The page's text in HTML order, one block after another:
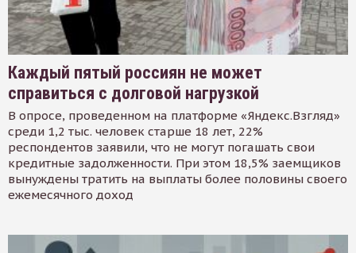
Каждый пятый россиян не может
справиться с долговой нагрузкой
В опросе, проведенном на платформе «Яндекс.Взгляд»
среди 1,2 тыс. человек старше 18 лет, 22%
респондентов заявили, что не могут погашать свои
кредитные задолженности. При этом 18,5% заемщиков
вынуждены тратить на выплаты более половины своего
ежемесячного доход